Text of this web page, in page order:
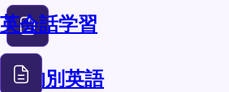
目的別英語
英会話学習